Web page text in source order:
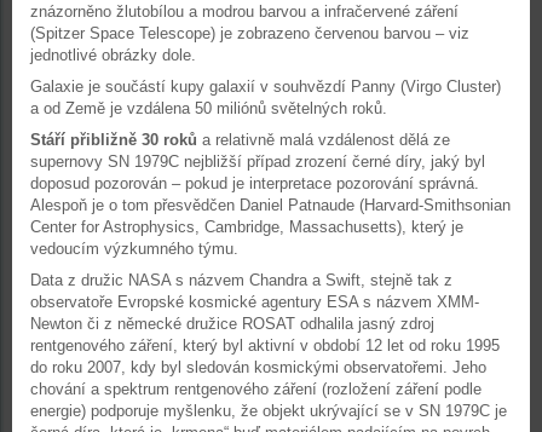
znázorněno žlutobílou a modrou barvou a infračervené záření
(Spitzer Space Telescope) je zobrazeno červenou barvou – viz
jednotlivé obrázky dole.
Galaxie je součástí kupy galaxií v souhvězdí Panny (Virgo Cluster)
a od Země je vzdálena 50 miliónů světelných roků.
Stáří přibližně 30 roků a relativně malá vzdálenost dělá ze
supernovy SN 1979C nejbližší případ zrození černé díry, jaký byl
doposud pozorován – pokud je interpretace pozorování správná.
Alespoň je o tom přesvědčen Daniel Patnaude (Harvard-Smithsonian
Center for Astrophysics, Cambridge, Massachusetts), který je
vedoucím výzkumného týmu.
Data z družic NASA s názvem Chandra a Swift, stejně tak z
observatoře Evropské kosmické agentury ESA s názvem XMM-
Newton či z německé družice ROSAT odhalila jasný zdroj
rentgenového záření, který byl aktivní v období 12 let od roku 1995
do roku 2007, kdy byl sledován kosmickými observatořemi. Jeho
chování a spektrum rentgenového záření (rozložení záření podle
energie) podporuje myšlenku, že objekt ukrývající se v SN 1979C je